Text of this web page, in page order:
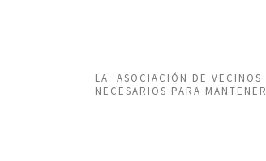
LA ASOCIACIÓN DE VECINOS
NECESARIOS PARA